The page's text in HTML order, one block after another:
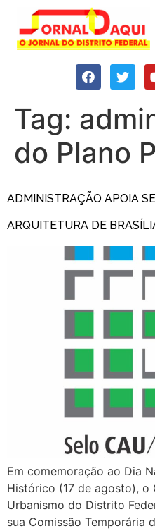
Tag:
do Plano
ADMINISTRAÇÃO APOIA
ARQUITETURA DE
Em comemoração ao Dia
Histórico (17 de agosto), o
Urbanismo do Distrito
sua Comissão Temporária